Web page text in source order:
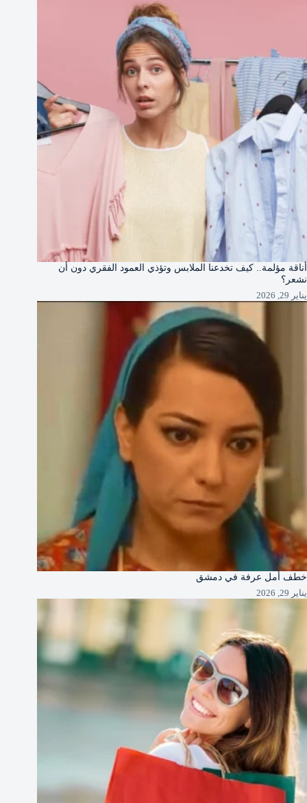
أناقة مؤلمة.. كيف تخدعنا الملابس وتؤذي العمود الفقري دون أن
نشعر؟
يناير 29, 2026
خطف أمل عرفة في دمشق
يناير 29, 2026